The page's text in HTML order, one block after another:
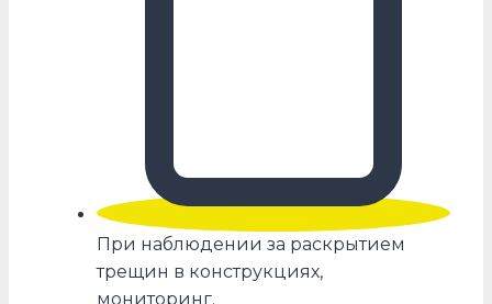
При наблюдении за раскрытием
трещин в конструкциях,
мониторинг.